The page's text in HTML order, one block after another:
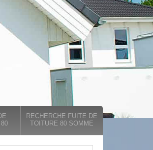
RECHERCHE FUITE DE
TOITURE 80 SOMME